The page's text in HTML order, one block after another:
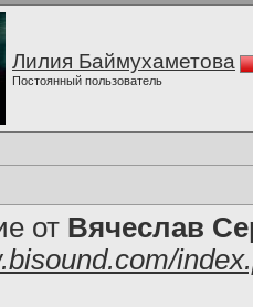
Лилия Баймухаметова
Постоянный пользователь
от Вячеслав